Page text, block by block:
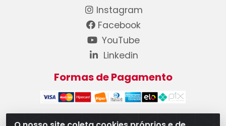
Instagram
Facebook
YouTube
Linkedin
Formas de Pagamento